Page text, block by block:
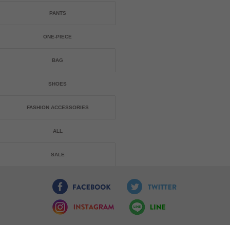
PANTS
ONE-PIECE
BAG
SHOES
FASHION ACCESSORIES
ALL
SALE